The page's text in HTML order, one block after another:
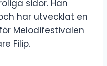
sidor. Han
har utvecklat en
Melodifestivalen
Filip.